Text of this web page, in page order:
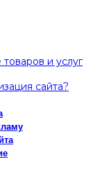
и услуг
сайта?